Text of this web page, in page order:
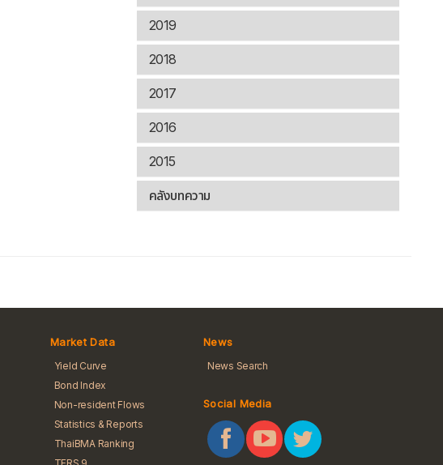
2019
2018
2017
2016
2015
คลังบทความ
Market Data
Yield Curve
Bond Index
Non-resident Flows
Statistics & Reports
ThaiBMA Ranking
News
News Search
Social Media